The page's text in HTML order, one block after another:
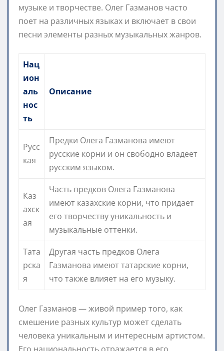
музыке и творчестве. Олег Газманов часто
поет на различных языках и включает в свои
песни элементы разных музыкальных жанров.
Нац
ион
аль
нос
ть
Описание
Русс
кая
Предки Олега Газманова имеют
русские корни и он свободно владеет
русским языком.
Каз
ахск
ая
Часть предков Олега Газманова
имеют казахские корни, что придает
его творчеству уникальность и
музыкальные оттенки.
Тата
рска
я
Другая часть предков Олега
Газманова имеют татарские корни,
что также влияет на его музыку.
Олег Газманов — живой пример того, как
смешение разных культур может сделать
человека уникальным и интересным артистом.